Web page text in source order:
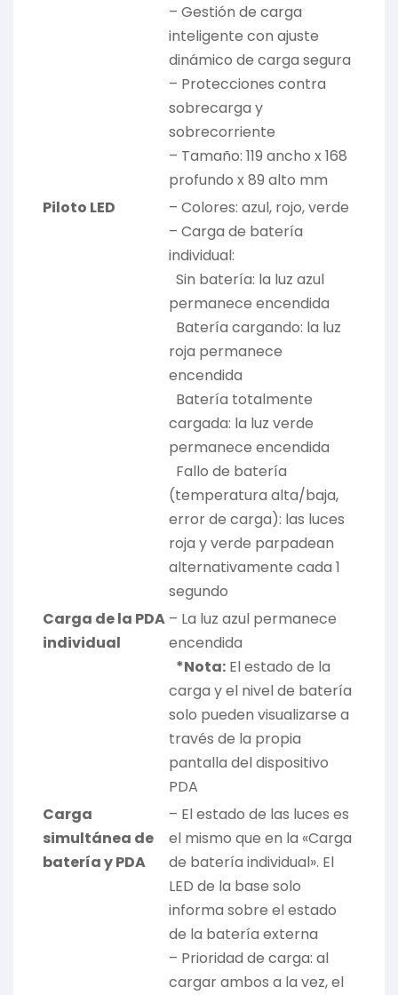
– Gestión de carga
inteligente con ajuste
dinámico de carga segura
– Protecciones contra
sobrecarga y
sobrecorriente
– Tamaño: 119 ancho x 168
profundo x 89 alto mm
Piloto LED
– Colores: azul, rojo, verde
– Carga de batería
individual:
Sin batería: la luz azul
permanece encendida
Batería cargando: la luz
roja permanece
encendida
Batería totalmente
cargada: la luz verde
permanece encendida
Fallo de batería
(temperatura alta/baja,
error de carga): las luces
roja y verde parpadean
alternativamente cada 1
segundo
Carga de la PDA
individual
– La luz azul permanece
encendida
*Nota: El estado de la
carga y el nivel de batería
solo pueden visualizarse a
través de la propia
pantalla del dispositivo
PDA
Carga
simultánea de
batería y PDA
– El estado de las luces es
el mismo que en la «Carga
de batería individual». El
LED de la base solo
informa sobre el estado
de la batería externa
– Prioridad de carga: al
cargar ambos a la vez, el